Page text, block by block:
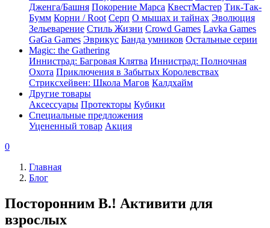
Дженга/Башня Покорение Марса КвестМастер Тик-Так-
Бумм Корни / Root Серп О мышах и тайнах Эволюция
Зельеварение Стиль Жизни Crowd Games Lavka Games
GaGa Games Эврикус Банда умников Остальные серии
Magic: the Gathering
Иннистрад: Багровая Клятва Иннистрад: Полночная
Охота Приключения в Забытых Королевствах
Стриксхейвен: Школа Магов Калдхайм
Другие товары
Аксессуары Протекторы Кубики
Специальные предложения
Уцененный товар Акция
0
Главная
Блог
Посторонним В.! Активити для
взрослых